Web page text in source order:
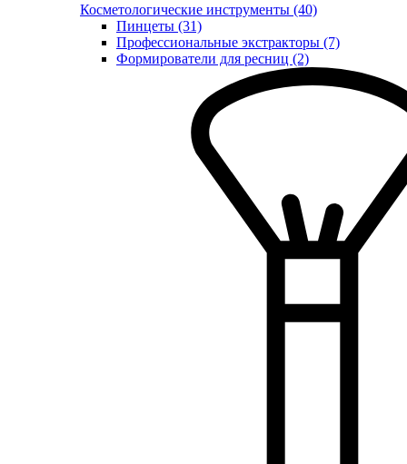
Косметологические инструменты (40)
Пинцеты (31)
Профессиональные экстракторы (7)
Формирователи для ресниц (2)